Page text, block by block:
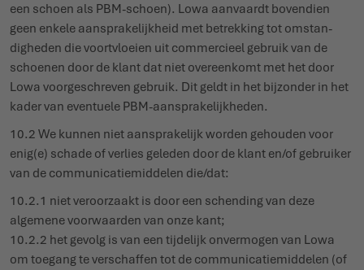
een schoen als PBM-schoen). Lowa aanvaardt bovendien
geen enkele aanspra­ke­lijkheid met betrekking tot omstan­
digheden die voort­vloeien uit commercieel gebruik van de
schoenen door de klant dat niet over­eenkomt met het door
Lowa voor­ge­schreven gebruik. Dit geldt in het bijzonder in het
kader van eventuele PBM-aanspra­ke­lijkheden.
10.2 We kunnen niet aanspra­kelijk worden gehouden voor
enig(e) schade of verlies geleden door de klant en/of gebruiker
van de commu­ni­ca­tie­middelen die/dat:
10.2.1 niet veroorzaakt is door een schending van deze
algemene voor­waarden van onze kant;
10.2.2 het gevolg is van een tijdelijk onvermogen van Lowa
om toegang te verschaffen tot de commu­ni­ca­tie­middelen (of